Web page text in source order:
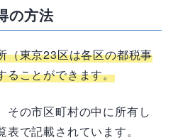
の方法
（東京23区は各区の都税事
ることができます。
その市区町村の中に所有し
で記載されています。